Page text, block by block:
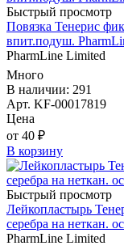
Быстрый просмотр
Повязка Тенерис
впит.подуш.
PharmLine Limited
Много
В наличии: 291
Арт. KF-00017819
Цена
от 40 ₽
В корзину
Быстрый просмотр
Лейкопластырь
серебра на неткан.
PharmLine Limited